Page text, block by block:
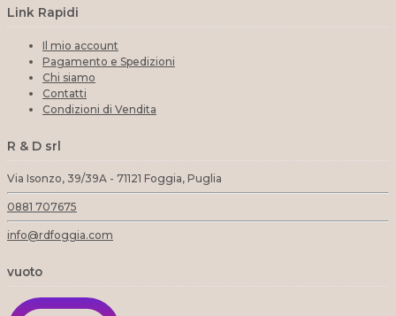
Link Rapidi
Il mio account
Pagamento e Spedizioni
Chi siamo
Contatti
Condizioni di Vendita
R & D srl
Via Isonzo, 39/39A - 71121 Foggia, Puglia
0881 707675
info@rdfoggia.com
vuoto